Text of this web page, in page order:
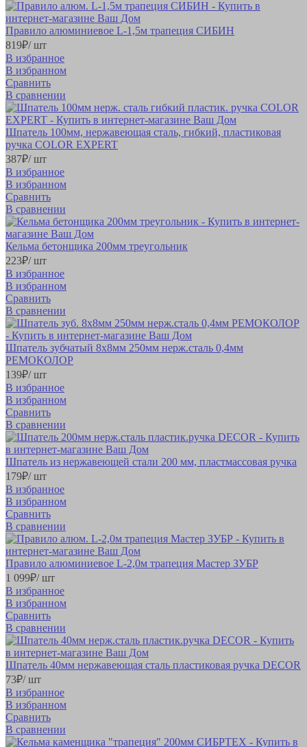
Правило алюминиевое L-1,5м трапеция СИБИН
819₽/ шт
В избранное
В избранном
Сравнить
В сравнении
Шпатель 100мм, нержавеющая сталь, гибкий, пластиковая
ручка COLOR EXPERT
387₽/ шт
В избранное
В избранном
Сравнить
В сравнении
Кельма бетонщика 200мм треугольник
223₽/ шт
В избранное
В избранном
Сравнить
В сравнении
Шпатель зубчатый 8х8мм 250мм нерж.сталь 0,4мм
РЕМОКОЛОР
139₽/ шт
В избранное
В избранном
Сравнить
В сравнении
Шпатель из нержавеющей стали 200 мм, пластмассовая ручка
179₽/ шт
В избранное
В избранном
Сравнить
В сравнении
Правило алюминиевое L-2,0м трапеция Мастер ЗУБР
1 099₽/ шт
В избранное
В избранном
Сравнить
В сравнении
Шпатель 40мм нержавеющая сталь пластиковая ручка DECOR
73₽/ шт
В избранное
В избранном
Сравнить
В сравнении